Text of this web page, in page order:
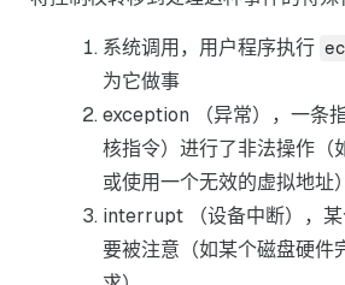
系统调用，用户程序执行
为它做事
exception （异常），一条
核指令）进行了非法操作（
或使用一个无效的虚拟地址）
interrupt （设备中断），
要被注意（如某个磁盘硬件